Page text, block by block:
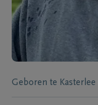
Geboren te Kasterlee